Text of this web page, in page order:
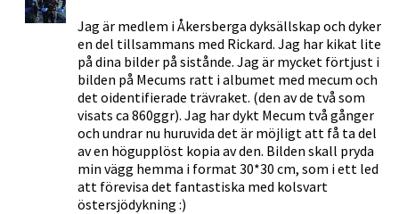
Jag är medlem i Åkersberga dyksällskap och dyker
en del tillsammans med Rickard. Jag har kikat lite
på dina bilder på sistånde. Jag är mycket förtjust i
bilden på Mecums ratt i albumet med mecum och
det oidentifierade trävraket. (den av de två som
visats ca 860ggr). Jag har dykt Mecum två gånger
och undrar nu huruvida det är möjligt att få ta del
av en högupplöst kopia av den. Bilden skall pryda
min vägg hemma i format 30*30 cm, som i ett led
att förevisa det fantastiska med kolsvart
östersjödykning :)